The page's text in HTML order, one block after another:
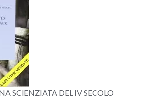
SCIENZIATA DEL IV SECOLO